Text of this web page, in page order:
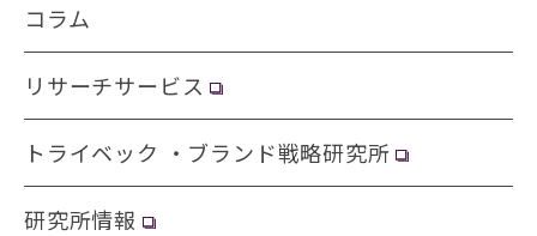
コラム
リサーチサービス
トライベック ・ブランド戦略研究所
研究所情報